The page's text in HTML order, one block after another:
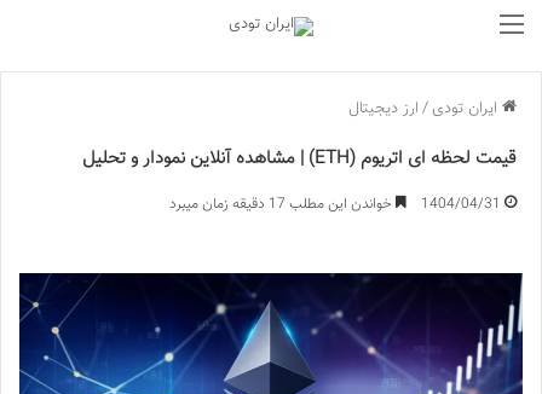
ایران تودی / ارز دیجیتال
قیمت لحظه ای اتریوم (ETH) | مشاهده آنلاین نمودار و تحلیل
1404/04/31 خواندن این مطلب 17 دقیقه زمان میبرد